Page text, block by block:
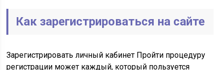
Как зарегистрироваться на сайте
Зарегистрировать личный кабинет Пройти процедуру
регистрации может каждый, который пользуется